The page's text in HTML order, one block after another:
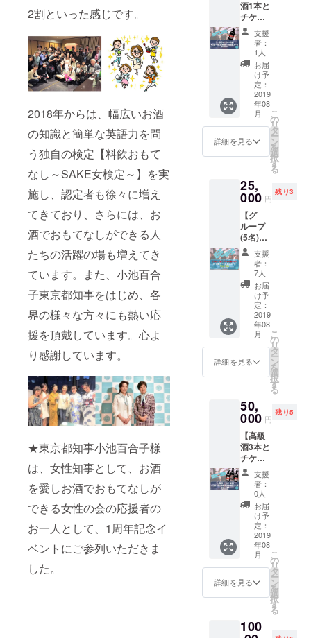
2割といった感じです。
2018年からは、幅広いお酒
の知識と簡単な英語力を問
う独自の検定【料飲おもて
なし～SAKE女検定～】を実
施し、認定者も徐々に増え
てきており、さらには、お
酒でおもてなしができる人
たちの活躍の場も増えてき
ています。また、小池百合
子東京都知事をはじめ、各
界の様々な方々にも熱い応
援を頂戴しています。心よ
り感謝しています。
★東京都知事小池百合子様
は、女性知事として、お酒
を愛しお酒でおもてなしが
できる女性の会の応援者の
お一人として、1周年記念イ
ベントにご参列いただきま
した。
（イベ
ント当
日ご提
供）
9月13日
(金)ま
で。 発
送は11
月を予
定して
いま
す。
メー
カー様
から直
しま
す。
維新
SAKE
の会】
（SAK
E女の会
３周年
イベン
ト）招
待チ
ケット
② 日本
酒/その
他のお
酒 1本
程度)
カーか
ら直
送） ③
三國
シェフ
オリジ
ナルの
フレン
チおつ
まみ
（イベ
ント当
日ご提
供） ④
菓「柏
屋 薄
じゅ
う」4個
フォー
ムの
URLを
記載し
ます
プロ
ジェク
ト終了
後に、
ゆっく
りセレ
クトし
フォー
ムのご
返信期
間は、8
月29日
(木)から
9月13日
(金)ま
で。 発
送は11
月を予
定して
いま
す。
メー
から直
送いた
【令和
維新
SAKE
の会】
（SAK
E女の会
３周年
イベン
ト）招
待券 ②
ワイ
ン 1本
(750ml
程度)
ト）招
待券 ②
クラフ
トビー
ル4本
セッ
ト
SAKE
原麦酒
をブル
ワリー
から直
送。11
月を予
定。 ③
三國
シェフ
オリジ
ナルの
フレン
チおつ
まみ
（イベ
ント当
菓「柏
屋 薄
皮まん
じゅ
う」4個
セット
（イベ
ント当
日ご提
供） ⑤
mas/m
as製
SAKE
女ロゴ
リジナ
ルアク
（イベ
酒1本と
チケッ
ト】 ◆
７、当
日参加
チケッ
ト＆
【選べ
る】高
級酒直
送コー
ス ◆ ★
選べる
高級酒
②に関
て、 招
待チ
ケット
はメー
ルにて
お送り
します
が、そ
のメー
ルに、
１、
改めて
「選べ
る高級
酒最終
リス
ト」を
希望の
銘柄を
記入す
る
フォー
ムの
URLを
記載し
ます
プロ
ジェク
ト終了
後に、
ゆっく
りセレ
クトし
フォー
支援
者：
1人
お届
け予
定：
2019
年08
月
詳細を見る
こ
の
リ
タ
ー
ン
を
選
択
す
る
25,
000 円
残り3
【グ
ループ
(5名)
割】◆
８、
【グ
ループ
割】当
日参加
チケッ
トコー
ス◆ 以
下すべ
て5名様
分でご
用意し
代表者
のお名
前でご
支援お
申し込
みくだ
さい ①
【令和
維新
SAKE
の会】
（SAK
E女の会
３周年
イベン
ト）招
オリジ
支援
者：
7人
お届
け予
定：
2019
年08
月
詳細を見る
こ
の
リ
タ
ー
ン
を
選
択
す
る
50,
000 円
残り5
【高級
酒3本と
チケッ
ト】 ◆
９、当
日参加
チケッ
ト＆
【選べ
る】高
級酒３
本直送
コース
◆ ★選
べる高
級酒②
まし
て、 招
支援
者：
0人
お届
け予
定：
2019
年08
月
詳細を見る
こ
の
リ
タ
ー
ン
を
選
択
す
る
100